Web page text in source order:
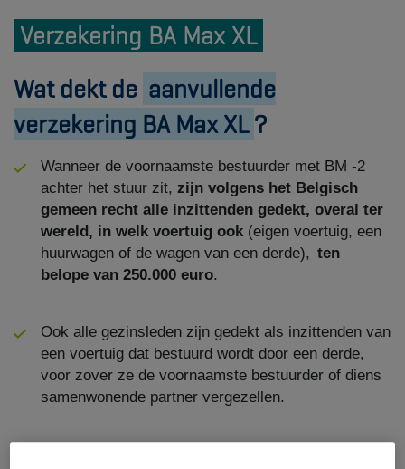
Verzekering BA Max XL
Wat dekt de aanvullende
verzekering BA Max XL?
Wanneer de voornaamste bestuurder met BM -2
achter het stuur zit, zijn volgens het Belgisch
gemeen recht alle inzittenden gedekt, overal ter
wereld, in welk voertuig ook (eigen voertuig, een
huurwagen of de wagen van een derde), ten
belope van 250.000 euro.
Ook alle gezinsleden zijn gedekt als inzittenden van
een voertuig dat bestuurd wordt door een derde,
voor zover ze de voornaamste bestuurder of diens
samenwonende partner vergezellen.